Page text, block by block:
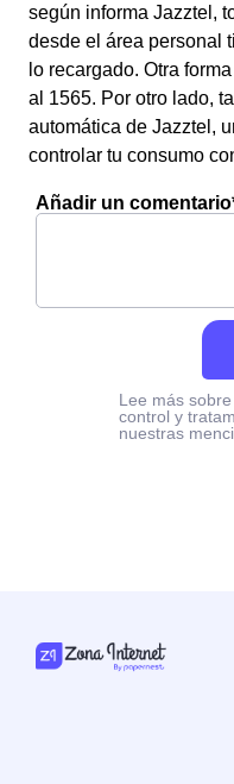
según informa Jazztel,
desde el área personal
lo recargado. Otra
al 1565. Por otro lado,
automática de Jazztel,
controlar tu consumo
Añadir un
Lee más
control y
nuestras